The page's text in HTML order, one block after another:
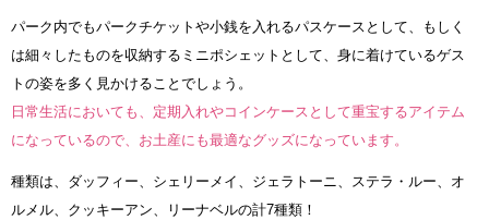
パーク内でもパークチケットや小銭を入れるパスケースとして、もしく
は細々したものを収納するミニポシェットとして、身に着けているゲス
トの姿を多く見かけることでしょう。
日常生活においても、定期入れやコインケースとして重宝するアイテム
になっているので、お土産にも最適なグッズになっています。
種類は、ダッフィー、シェリーメイ、ジェラトーニ、ステラ・ルー、オ
ルメル、クッキーアン、リーナベルの計7種類！